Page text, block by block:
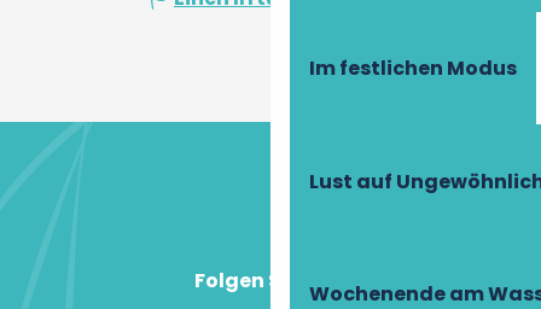
Im festlichen Modus
Lust auf
Wochenende am
Folgen Sie uns!